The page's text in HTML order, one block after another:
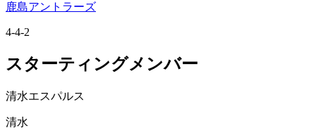
鹿島アントラーズ
4-4-2
スターティングメンバー
清水エスパルス
清水